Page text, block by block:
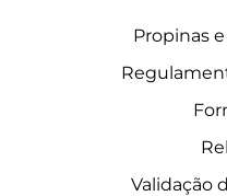
Propinas
Validação